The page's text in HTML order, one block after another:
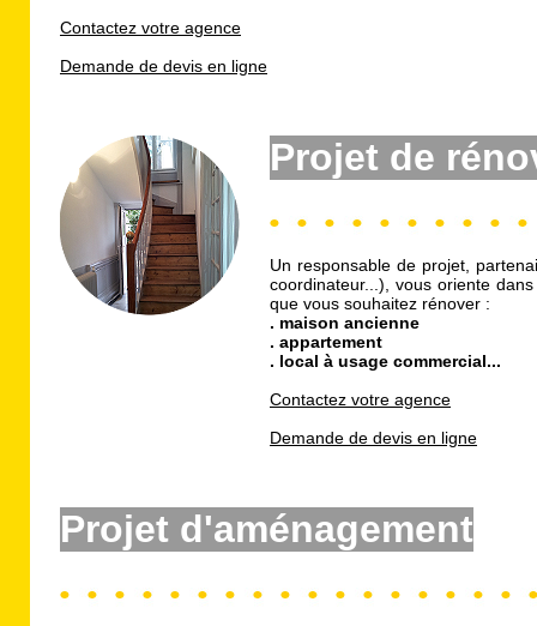
Contactez votre agence
Demande de devis en ligne
Projet de
Un responsable de projet,
coordinateur...), vous oriente
que vous souhaitez rénover :
. maison ancienne
. appartement
. local à usage commercial...
Contactez votre agence
Demande de devis en ligne
Projet d'aménagement